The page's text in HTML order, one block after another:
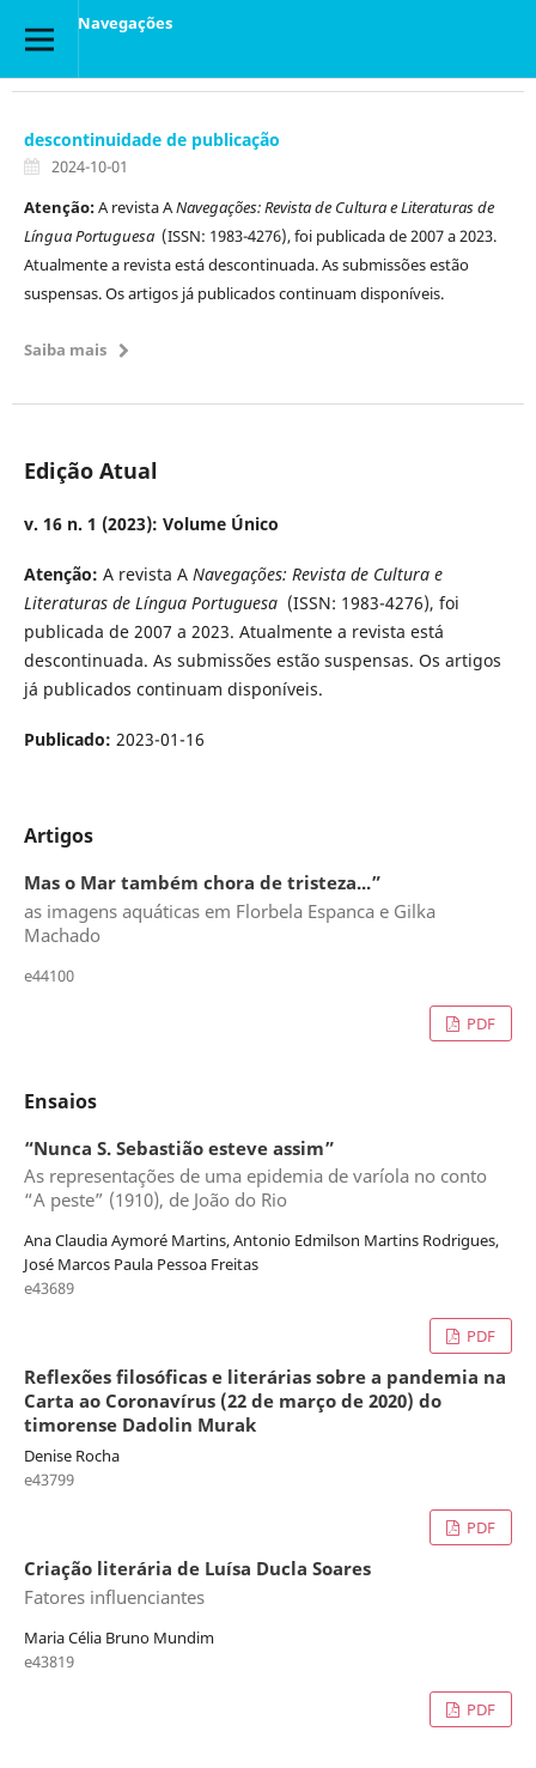
Navegações
descontinuidade de publicação
2024-10-01
Atenção:A revista ANavegações: Revista de Cultura e Literaturas de
Língua Portuguesa (ISSN: 1983-4276), foi publicada de 2007 a 2023.
Atualmente a revista está descontinuada. As submissões estão
suspensas. Os artigos já publicados continuam disponíveis.
Saiba mais
Edição Atual
v. 16 n. 1 (2023): Volume Único
Atenção: A revista A Navegações: Revista de Cultura e
Literaturas de Língua Portuguesa (ISSN: 1983-4276), foi
publicada de 2007 a 2023. Atualmente a revista está
descontinuada. As submissões estão suspensas. Os artigos
já publicados continuam disponíveis.
Publicado: 2023-01-16
Artigos
Mas o Mar também chora de tristeza...”
as imagens aquáticas em Florbela Espanca e Gilka
Machado
e44100
PDF
Ensaios
“Nunca S. Sebastião esteve assim”
As representações de uma epidemia de varíola no conto
“A peste” (1910), de João do Rio
Ana Claudia Aymoré Martins, Antonio Edmilson Martins Rodrigues,
José Marcos Paula Pessoa Freitas
e43689
PDF
Reflexões filosóficas e literárias sobre a pandemia na
Carta ao Coronavírus (22 de março de 2020) do
timorense Dadolin Murak
Denise Rocha
e43799
PDF
Criação literária de Luísa Ducla Soares
Fatores influenciantes
Maria Célia Bruno Mundim
e43819
PDF